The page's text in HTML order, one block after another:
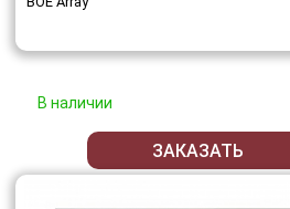
В наличии
ЗАКАЗАТЬ